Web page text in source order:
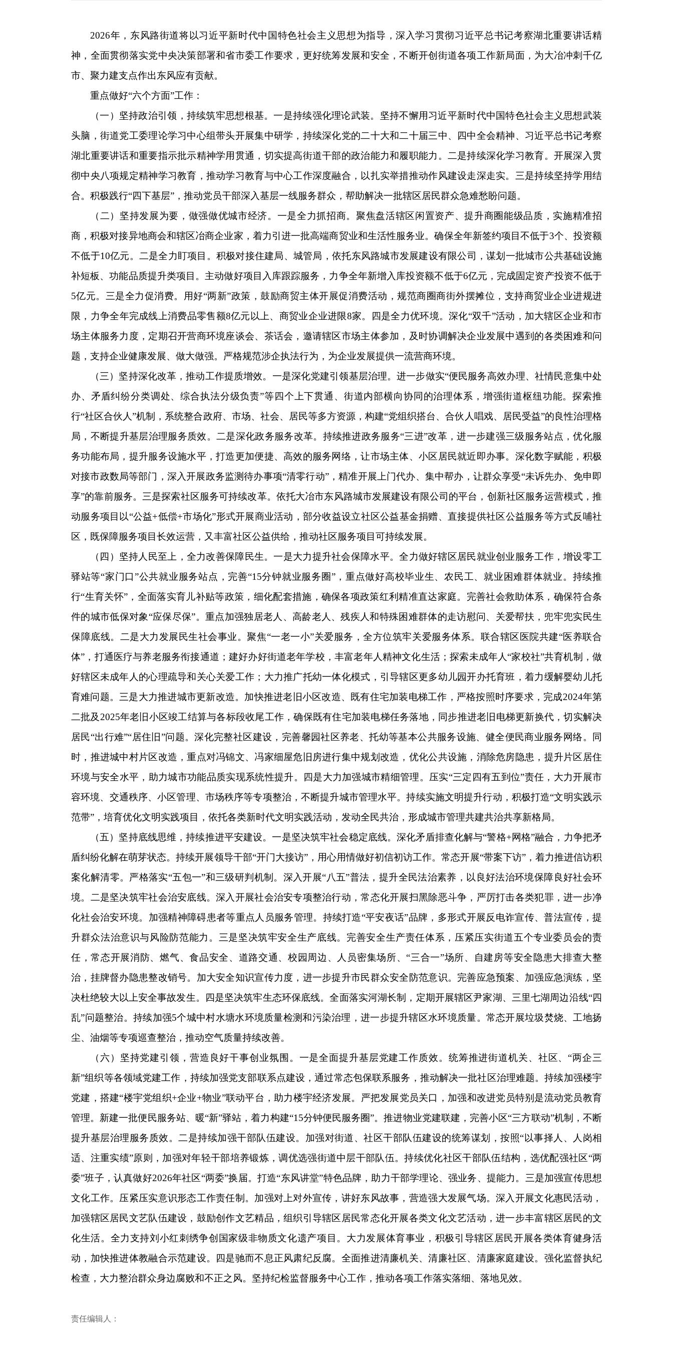
2026年，东风路街道将以习近平新时代中国特色社会主义思想为指导，深入学习贯彻习近平总书记考察湖北重要讲话精
神，全面贯彻落实党中央决策部署和省市委工作要求，更好统筹发展和安全，不断开创街道各项工作新局面，为大冶冲刺千亿
市、聚力建支点作出东风应有贡献。
重点做好“六个方面”工作：
（一）坚持政治引领，持续筑牢思想根基。一是持续强化理论武装。坚持不懈用习近平新时代中国特色社会主义思想武装
头脑，街道党工委理论学习中心组带头开展集中研学，持续深化党的二十大和二十届三中、四中全会精神、习近平总书记考察
湖北重要讲话和重要指示批示精神学用贯通，切实提高街道干部的政治能力和履职能力。二是持续深化学习教育。开展深入贯
彻中央八项规定精神学习教育，推动学习教育与中心工作深度融合，以扎实举措推动作风建设走深走实。三是持续坚持学用结
合。积极践行“四下基层”，推动党员干部深入基层一线服务群众，帮助解决一批辖区居民群众急难愁盼问题。
（二）坚持发展为要，做强做优城市经济。一是全力抓招商。聚焦盘活辖区闲置资产、提升商圈能级品质，实施精准招
商，积极对接异地商会和辖区冶商企业家，着力引进一批高端商贸业和生活性服务业。确保全年新签约项目不低于3个、投资额
不低于10亿元。二是全力盯项目。积极对接住建局、城管局，依托东风路城市发展建设有限公司，谋划一批城市公共基础设施
补短板、功能品质提升类项目。主动做好项目入库跟踪服务，力争全年新增入库投资额不低于6亿元，完成固定资产投资不低于
5亿元。三是全力促消费。用好“两新”政策，鼓励商贸主体开展促消费活动，规范商圈商街外摆摊位，支持商贸业企业进规进
限，力争全年完成线上消费品零售额8亿元以上、商贸业企业进限8家。四是全力优环境。深化“双千”活动，加大辖区企业和市
场主体服务力度，定期召开营商环境座谈会、茶话会，邀请辖区市场主体参加，及时协调解决企业发展中遇到的各类困难和问
题，支持企业健康发展、做大做强。严格规范涉企执法行为，为企业发展提供一流营商环境。
（三）坚持深化改革，推动工作提质增效。一是深化党建引领基层治理。进一步做实“便民服务高效办理、社情民意集中处
办、矛盾纠纷分类调处、综合执法分级负责”等四个上下贯通、街道内部横向协同的治理体系，增强街道枢纽功能。探索推
行“社区合伙人”机制，系统整合政府、市场、社会、居民等多方资源，构建“党组织搭台、合伙人唱戏、居民受益”的良性治理格
局，不断提升基层治理服务质效。二是深化政务服务改革。持续推进政务服务“三进”改革，进一步建强三级服务站点，优化服
务功能布局，提升服务设施水平，打造更加便捷、高效的服务网络，让市场主体、小区居民就近即办事。深化数字赋能，积极
对接市政数局等部门，深入开展政务监测待办事项“清零行动”，精准开展上门代办、集中帮办，让群众享受“未诉先办、免申即
享”的靠前服务。三是探索社区服务可持续改革。依托大冶市东风路城市发展建设有限公司的平台，创新社区服务运营模式，推
动服务项目以“公益+低偿+市场化”形式开展商业活动，部分收益设立社区公益基金捐赠、直接提供社区公益服务等方式反哺社
区，既保障服务项目长效运营，又丰富社区公益供给，推动社区服务项目可持续发展。
（四）坚持人民至上，全力改善保障民生。一是大力提升社会保障水平。全力做好辖区居民就业创业服务工作，增设零工
驿站等“家门口”公共就业服务站点，完善“15分钟就业服务圈”，重点做好高校毕业生、农民工、就业困难群体就业。持续推
行“生育关怀”，全面落实育儿补贴等政策，细化配套措施，确保各项政策红利精准直达家庭。完善社会救助体系，确保符合条
件的城市低保对象“应保尽保”。重点加强独居老人、高龄老人、残疾人和特殊困难群体的走访慰问、关爱帮扶，兜牢兜实民生
保障底线。二是大力发展民生社会事业。聚焦“一老一小”关爱服务，全方位筑牢关爱服务体系。联合辖区医院共建“医养联合
体”，打通医疗与养老服务衔接通道；建好办好街道老年学校，丰富老年人精神文化生活；探索未成年人“家校社”共育机制，做
好辖区未成年人的心理疏导和关心关爱工作；大力推广托幼一体化模式，引导辖区更多幼儿园开办托育班，着力缓解婴幼儿托
育难问题。三是大力推进城市更新改造。加快推进老旧小区改造、既有住宅加装电梯工作，严格按照时序要求，完成2024年第
二批及2025年老旧小区竣工结算与各标段收尾工作，确保既有住宅加装电梯任务落地，同步推进老旧电梯更新换代，切实解决
居民“出行难”“居住旧”问题。深化完整社区建设，完善馨园社区养老、托幼等基本公共服务设施、健全便民商业服务网络。同
时，推进城中村片区改造，重点对冯锦文、冯家细屋危旧房进行集中规划改造，优化公共设施，消除危房隐患，提升片区居住
环境与安全水平，助力城市功能品质实现系统性提升。四是大力加强城市精细管理。压实“三定四有五到位”责任，大力开展市
容环境、交通秩序、小区管理、市场秩序等专项整治，不断提升城市管理水平。持续实施文明提升行动，积极打造“文明实践示
范带”，培育优化文明实践项目，依托各类新时代文明实践活动，发动全民共治，形成城市管理共建共治共享新格局。
（五）坚持底线思维，持续推进平安建设。一是坚决筑牢社会稳定底线。深化矛盾排查化解与“警格+网格”融合，力争把矛
盾纠纷化解在萌芽状态。持续开展领导干部“开门大接访”，用心用情做好初信初访工作。常态开展“带案下访”，着力推进信访积
案化解清零。严格落实“五包一”和三级研判机制。深入开展“八五”普法，提升全民法治素养，以良好法治环境保障良好社会环
境。二是坚决筑牢社会治安底线。深入开展社会治安专项整治行动，常态化开展扫黑除恶斗争，严厉打击各类犯罪，进一步净
化社会治安环境。加强精神障碍患者等重点人员服务管理。持续打造“平安夜话”品牌，多形式开展反电诈宣传、普法宣传，提
升群众法治意识与风险防范能力。三是坚决筑牢安全生产底线。完善安全生产责任体系，压紧压实街道五个专业委员会的责
任，常态开展消防、燃气、食品安全、道路交通、校园周边、人员密集场所、“三合一”场所、自建房等安全隐患大排查大整
治，挂牌督办隐患整改销号。加大安全知识宣传力度，进一步提升市民群众安全防范意识。完善应急预案、加强应急演练，坚
决杜绝较大以上安全事故发生。四是坚决筑牢生态环保底线。全面落实河湖长制，定期开展辖区尹家湖、三里七湖周边沿线“四
乱”问题整治。持续加强5个城中村水塘水环境质量检测和污染治理，进一步提升辖区水环境质量。常态开展垃圾焚烧、工地扬
尘、油烟等专项巡查整治，推动空气质量持续改善。
（六）坚持党建引领，营造良好干事创业氛围。一是全面提升基层党建工作质效。统筹推进街道机关、社区、“两企三
新”组织等各领域党建工作，持续加强党支部联系点建设，通过常态包保联系服务，推动解决一批社区治理难题。持续加强楼宇
党建，搭建“楼宇党组织+企业+物业”联动平台，助力楼宇经济发展。严把发展党员关口，加强和改进党员特别是流动党员教育
管理。新建一批便民服务站、暖“新”驿站，着力构建“15分钟便民服务圈”。推进物业党建联建，完善小区“三方联动”机制，不断
提升基层治理服务质效。二是持续加强干部队伍建设。加强对街道、社区干部队伍建设的统筹谋划，按照“以事择人、人岗相
适、注重实绩”原则，加强对年轻干部培养锻炼，调优选强街道中层干部队伍。持续优化社区干部队伍结构，选优配强社区“两
委”班子，认真做好2026年社区“两委”换届。打造“东风讲堂”特色品牌，助力干部学理论、强业务、提能力。三是加强宣传思想
文化工作。压紧压实意识形态工作责任制。加强对上对外宣传，讲好东风故事，营造强大发展气场。深入开展文化惠民活动，
加强辖区居民文艺队伍建设，鼓励创作文艺精品，组织引导辖区居民常态化开展各类文化文艺活动，进一步丰富辖区居民的文
化生活。全力支持刘小红刺绣争创国家级非物质文化遗产项目。大力发展体育事业，积极引导辖区居民开展各类体育健身活
动，加快推进体教融合示范建设。四是驰而不息正风肃纪反腐。全面推进清廉机关、清廉社区、清廉家庭建设。强化监督执纪
检查，大力整治群众身边腐败和不正之风。坚持纪检监督服务中心工作，推动各项工作落实落细、落地见效。
责任编辑人：